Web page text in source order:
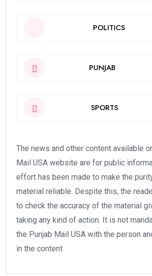
POLITICS
PUNJAB
SPORTS
The news and other content available
Mail USA website are for public
effort has been made to make the
material reliable. Despite this, the
to check the accuracy of the material
taking any kind of action. It is not
the Punjab Mail USA with the person
in the content.